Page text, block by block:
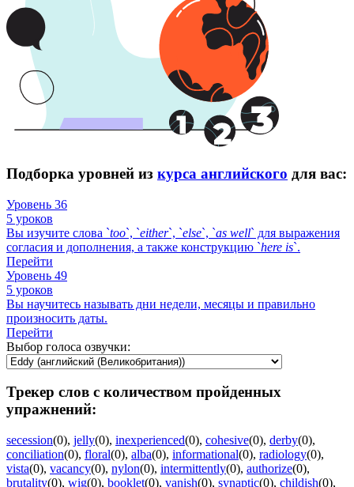
Подборка уровней из курса английского для вас:
Уровень 36
5 уроков
Вы изучите слова `too`, `either`, `else`, `as well` для выражения
согласия и дополнения, а также конструкцию `here is`.
Перейти
Уровень 49
5 уроков
Вы научитесь называть дни недели, месяцы и правильно
произносить даты.
Перейти
Выбор голоса озвучки:
Трекер слов с количеством пройденных
упражнений:
secession(0), jelly(0), inexperienced(0), cohesive(0), derby(0),
conciliation(0), floral(0), alba(0), informational(0), radiology(0),
vista(0), vacancy(0), nylon(0), intermittently(0), authorize(0),
brutality(0), wig(0), booklet(0), vanish(0), synaptic(0), childish(0),